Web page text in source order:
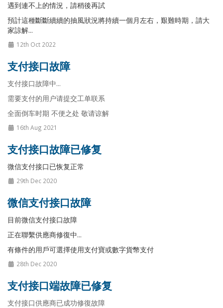
遇到連不上的情況，請稍後再試
預計這種斷斷續續的抽風狀況將持續一個月左右，艱難時期，請大
家諒解...
12th Oct 2022
支付接口故障
支付接口故障中...
需要支付的用户请提交工单联系
全面倒车时期 不便之处 敬请谅解
16th Aug 2021
支付接口故障已修复
微信支付接口已恢复正常
29th Dec 2020
微信支付接口故障
目前微信支付接口故障
正在聯繫供應商修復中...
有條件的用戶可選擇使用支付寶或數字貨幣支付
28th Dec 2020
支付接口端故障已修复
支付接口供應商已成功修復故障